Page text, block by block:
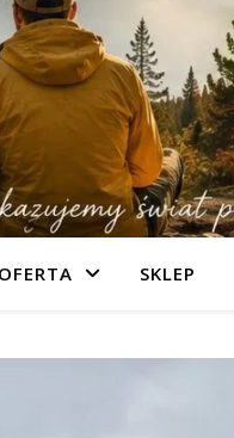
OFERTA SKLEP